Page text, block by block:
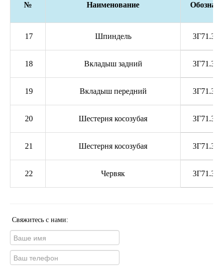
№ Наименование
17 Шпиндель
18 Вкладыш задний
19 Вкладыш передний
20 Шестерня косозубая
21 Шестерня косозубая
22 Червяк
Свяжитесь с нами: